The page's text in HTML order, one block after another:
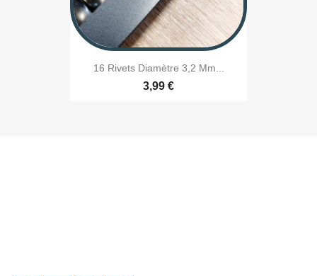
16 Rivets Diamètre 3,2 Mm...
3,99 €